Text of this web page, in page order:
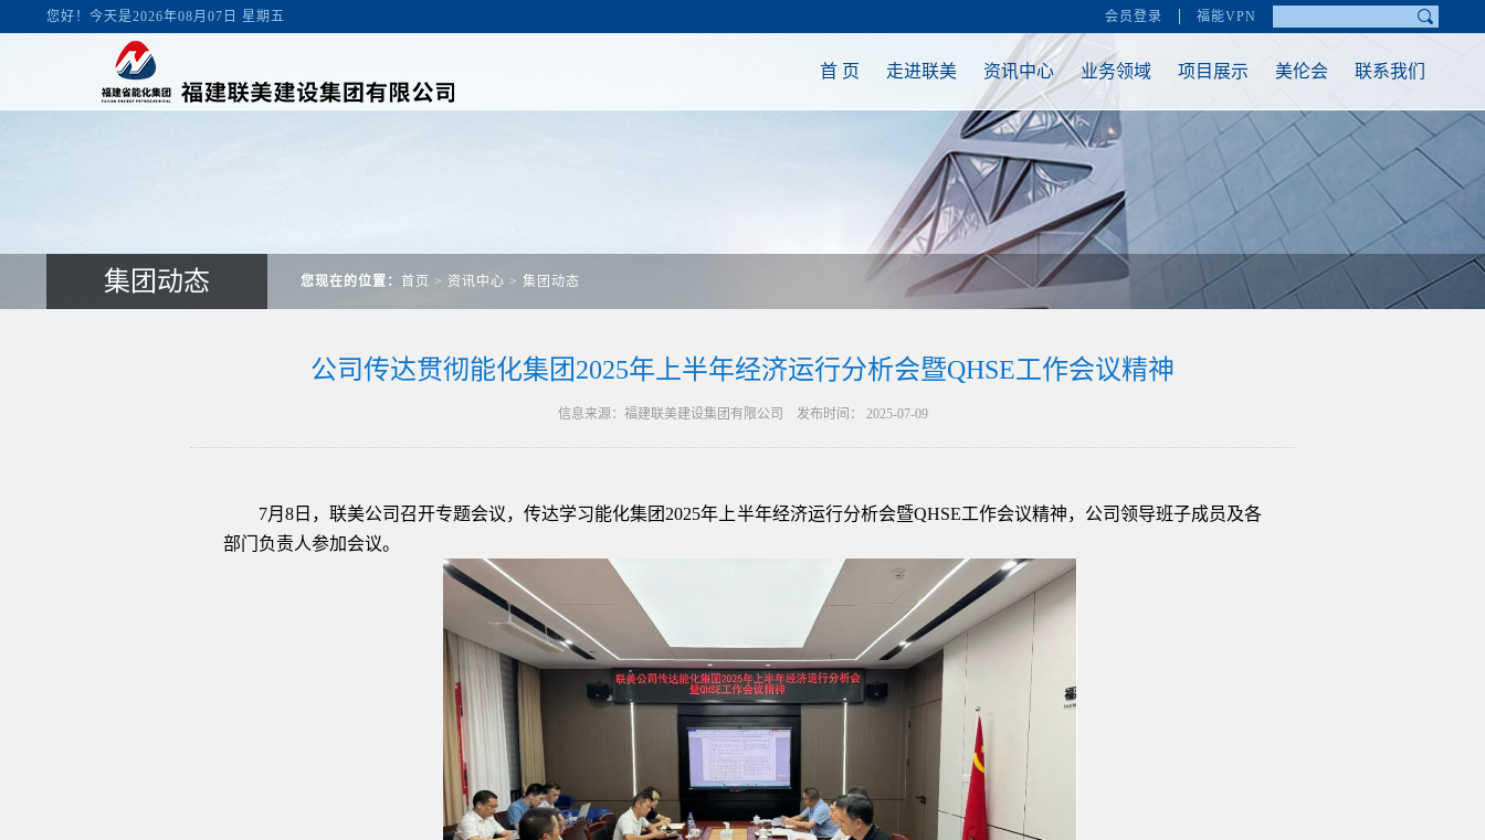
您好！今天是2026年08月07日 星期五 会员登录 福能VPN
首 页 走进联美 资讯中心 业务领域 项目展示 美伦会 联系我们
集团动态 您现在的位置： 首页 > 资讯中心 > 集团动态
公司传达贯彻能化集团2025年上半年经济运行分析会暨QHSE工作会议精神
信息来源：福建联美建设集团有限公司 发布时间： 2025-07-09
7月8日，联美公司召开专题会议，传达学习能化集团2025年上半年经济运行分析会暨QHSE工作会议精神，公司领导班子成员及各
部门负责人参加会议。